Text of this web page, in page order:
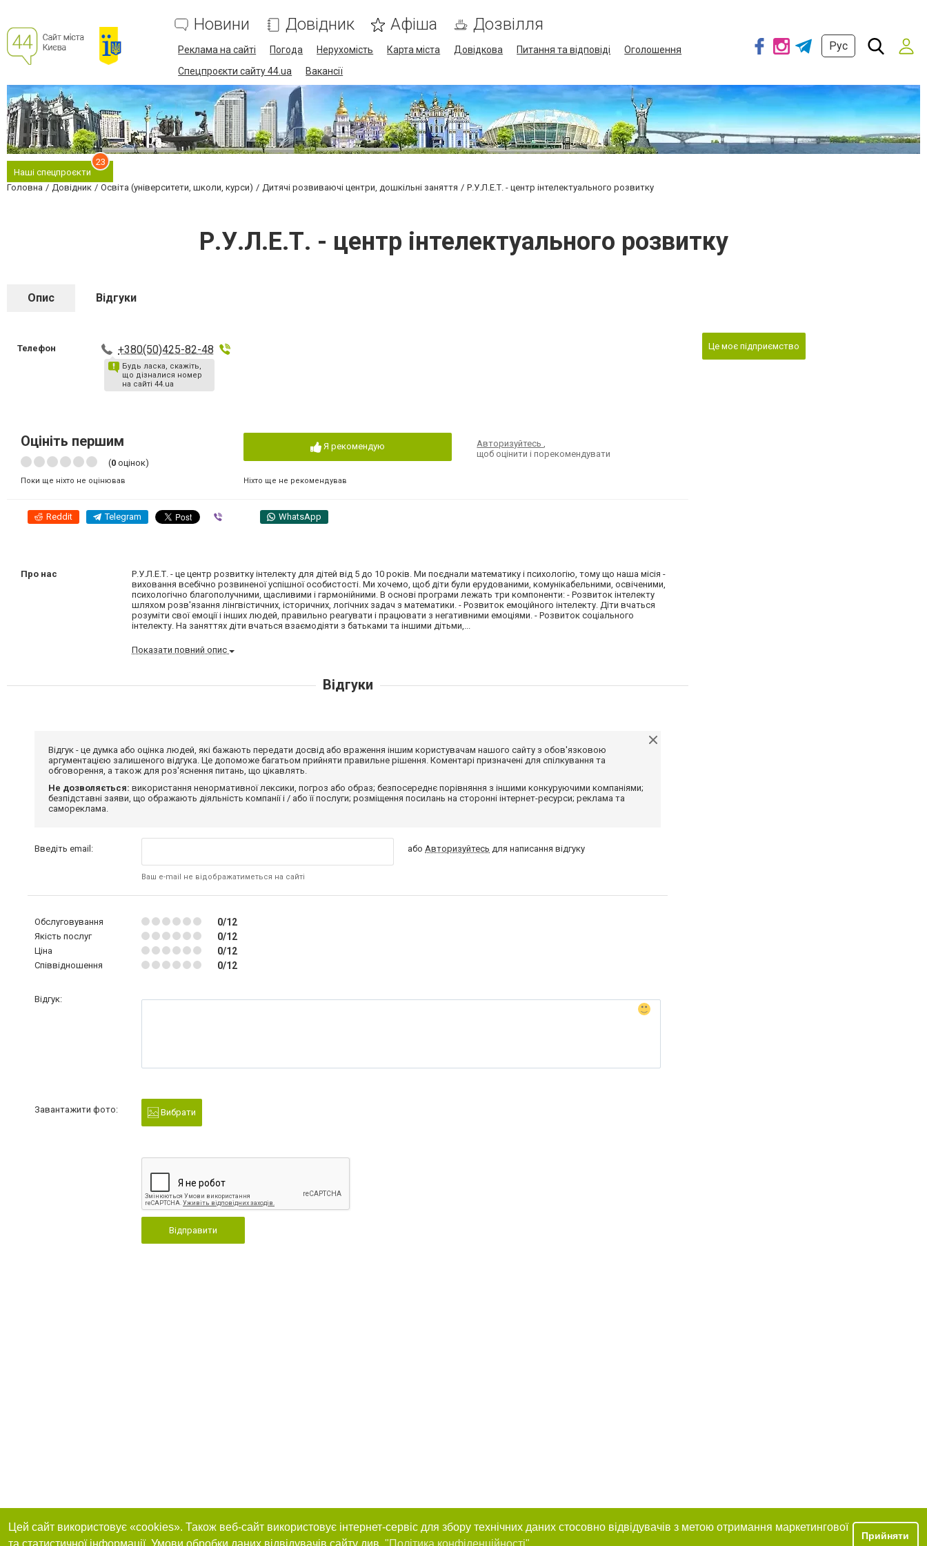
Новини Довідник Афіша Дозвілля
Реклама на сайті Погода Нерухомість Карта міста Довідкова Питання та відповіді
Оголошення
Спецпроєкти сайту 44.ua
Вакансії
Рус
Наші спецпроєкти
23
Головна Довідник Освіта (університети, школи, курси) Дитячі розвиваючі центри, дошкільні заняття Р.У.Л.Е.Т. - центр інтелектуального розвитку
Р.У.Л.Е.Т. - центр інтелектуального розвитку
Опис Відгуки
Телефон +380(50)425-82-48
Будь ласка, скажіть,
що дізналися номер
на сайті 44.ua
Оцініть першим
(0 оцінок)
Поки ще ніхто не оцінював
Я рекомендую
Ніхто ще не рекомендував
Авторизуйтесь,
щоб оцінити і порекомендувати
Reddit Telegram WhatsApp
Про нас
Р.У.Л.Е.Т. - це центр розвитку інтелекту для дітей від 5 до 10 років. Ми поєднали математику і психологію, тому що наша місія -
виховання всебічно розвиненої успішної особистості. Ми хочемо, щоб діти були ерудованими, комунікабельними, освіченими,
психологічно благополучними, щасливими і гармонійними. В основі програми лежать три компоненти: - Розвиток інтелекту
шляхом розв'язання лінгвістичних, історичних, логічних задач з математики. - Розвиток емоційного інтелекту. Діти вчаться
розуміти свої емоції і інших людей, правильно реагувати і працювати з негативними емоціями. - Розвиток соціального
інтелекту. На заняттях діти вчаться взаємодіяти з батьками та іншими дітьми,...
Показати повний опис
Це моє підприємство
Відгуки
Відгук - це думка або оцінка людей, які бажають передати досвід або враження іншим користувачам нашого сайту з обов'язковою
аргументацією залишеного відгука. Це допоможе багатьом прийняти правильне рішення. Коментарі призначені для спілкування та
обговорення, а також для роз'яснення питань, що цікавлять.
Не дозволяється: використання ненормативної лексики, погроз або образ; безпосереднє порівняння з іншими конкуруючими компаніями;
безпідставні заяви, що ображають діяльність компанії і / або її послуги; розміщення посилань на сторонні інтернет-ресурси; реклама та
самореклама.
Введіть email:
Ваш e-mail не відображатиметься на сайті
або Авторизуйтесь для написання відгуку
Обслуговування 0/12
Якість послуг 0/12
Ціна 0/12
Співвідношення 0/12
Відгук:
Завантажити фото: Вибрати
Відправити
Цей сайт використовує «cookies». Також веб-сайт використовує інтернет-сервіс для збору технічних даних стосовно відвідувачів з метою отримання маркетингової
та статистичної інформації. Умови обробки даних відвідувачів сайту див. "Політика конфіденційності"
Прийняти